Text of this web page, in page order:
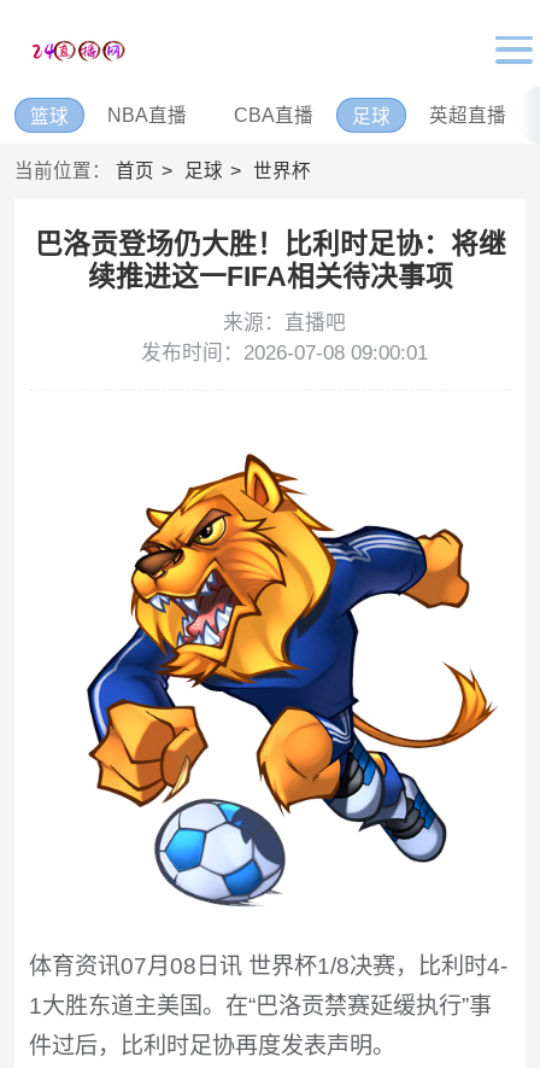
篮球 NBA直播 CBA直播 足球 英超直播
当前位置： 首页 足球 世界杯
巴洛贡登场仍大胜！比利时足协：将继
续推进这一FIFA相关待决事项
来源：直播吧
发布时间：2026-07-08 09:00:01
体育资讯07月08日讯 世界杯1/8决赛，比利时4-
1大胜东道主美国。在“巴洛贡禁赛延缓执行”事
件过后，比利时足协再度发表声明。